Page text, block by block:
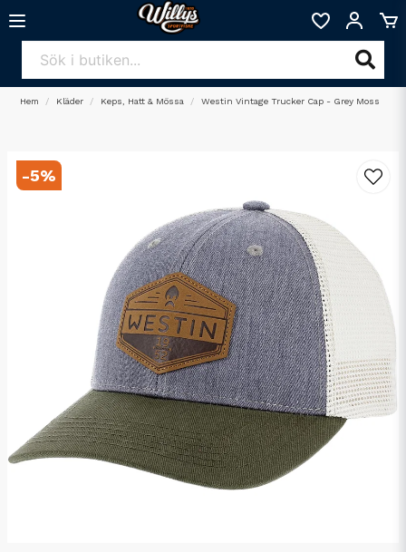
Hem Kläder Keps, Hatt & Mössa Westin Vintage Trucker Cap - Grey Moss
-5%